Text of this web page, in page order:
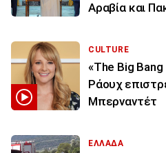
Αραβία και
CULTURE
«The Big
Ράουχ
Μπερναντέτ
ΕΛΛΑΔΑ